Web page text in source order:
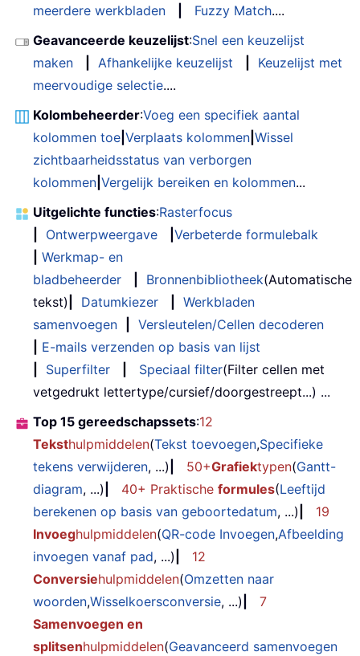
meerdere werkbladen Fuzzy Match....
Geavanceerde keuzelijst:Snel een keuzelijst
maken
Afhankelijke keuzelijst
Keuzelijst met
meervoudige selectie....
Kolombeheerder:Voeg een specifiek aantal
kolommen toe Verplaats kolommen Wissel
zichtbaarheidsstatus van verborgen
kolommen Vergelijk bereiken en kolommen...
Uitgelichte functies:Rasterfocus
Ontwerpweergave
Verbeterde formulebalk
Werkmap- en
bladbeheerder
Bronnenbibliotheek(Automatische
tekst)
Datumkiezer
Werkbladen
samenvoegen
Versleutelen/Cellen decoderen
E-mails verzenden op basis van lijst
Superfilter Speciaal filter(Filter cellen met
vetgedrukt lettertype/cursief/doorgestreept...) ...
Top 15 gereedschapssets:12
Teksthulpmiddelen(Tekst toevoegen,Specifieke
tekens verwijderen, ...) 50+Grafiektypen(Gantt-
diagram, ...) 40+ Praktische formules(Leeftijd
berekenen op basis van geboortedatum, ...)
19
Invoeghulpmiddelen(QR-code Invoegen,Afbeelding
invoegen vanaf pad, ...)
12
Conversiehulpmiddelen(Omzetten naar
woorden,Wisselkoersconversie, ...)
7
Samenvoegen en
splitsenhulpmiddelen(Geavanceerd samenvoegen